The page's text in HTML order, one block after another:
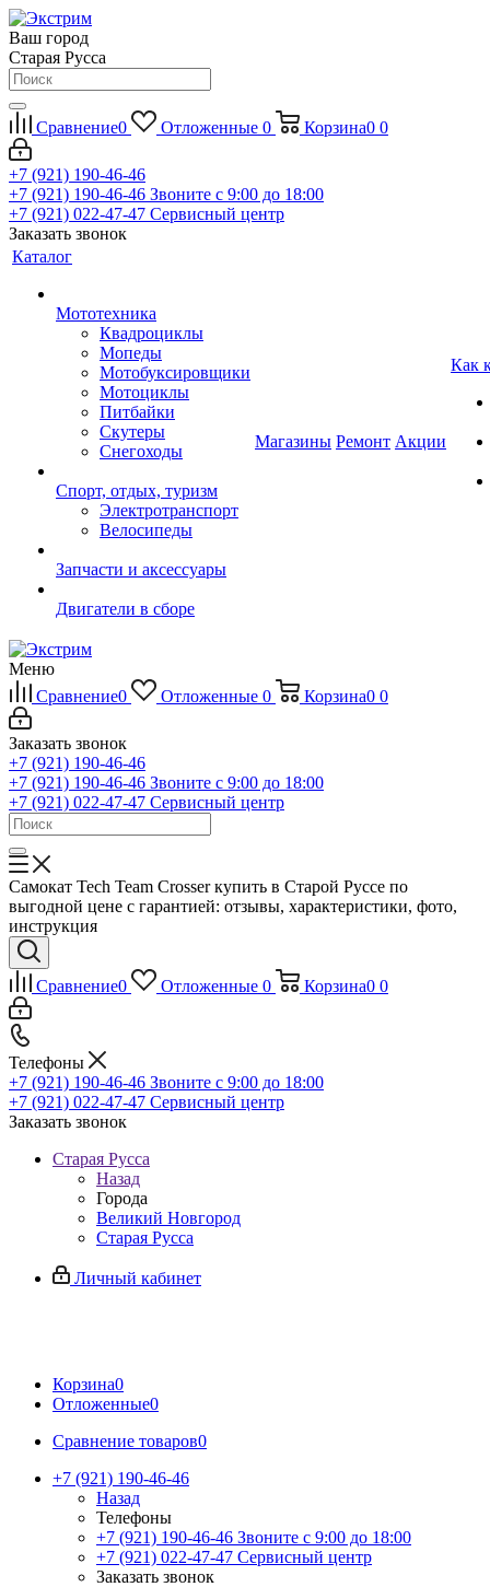
Ваш город
Старая Русса
Сравнение0 Отложенные 0 Корзина0 0
+7 (921) 190-46-46
+7 (921) 190-46-46 Звоните с 9:00 до 18:00
+7 (921) 022-47-47 Сервисный центр
Заказать звонок
Каталог
Мототехника
Квадроциклы
Мопеды
Мотобуксировщики
Мотоциклы
Питбайки
Скутеры
Снегоходы
Спорт, отдых, туризм
Электротранспорт
Велосипеды
Запчасти и аксессуары
Двигатели в сборе
Магазины Ремонт Акции
Как
Меню
Сравнение0 Отложенные 0 Корзина0 0
Заказать звонок
+7 (921) 190-46-46
+7 (921) 190-46-46 Звоните с 9:00 до 18:00
+7 (921) 022-47-47 Сервисный центр
Самокат Tech Team Crosser купить в Старой Руссе по
выгодной цене с гарантией: отзывы, характеристики, фото,
инструкция
Сравнение0 Отложенные 0 Корзина0 0
Телефоны
+7 (921) 190-46-46 Звоните с 9:00 до 18:00
+7 (921) 022-47-47 Сервисный центр
Заказать звонок
Старая Русса
Назад
Города
Великий Новгород
Старая Русса
Личный кабинет
Корзина0
Отложенные0
Сравнение товаров0
+7 (921) 190-46-46
Назад
Телефоны
+7 (921) 190-46-46 Звоните с 9:00 до 18:00
+7 (921) 022-47-47 Сервисный центр
Заказать звонок